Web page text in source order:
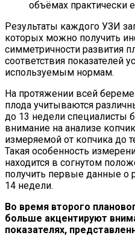
объёмах практически
Результаты каждого УЗИ
которых можно получить
симметричности развития
соответствия показателей
используемым нормам.
На протяжении всей
плода учитываются
до 13 недели специалисты
внимание на анализе
измеряемой от копчика до
Такая особенность
находится в согнутом
получить первые данные о
14 недели.
Во время второго
больше акцентируют
показателях,